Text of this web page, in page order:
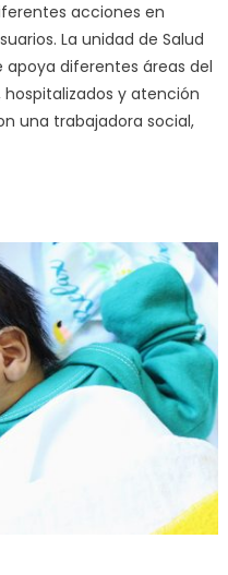
acciones en
La unidad de Salud
apoya diferentes áreas del
y atención
una trabajadora social,